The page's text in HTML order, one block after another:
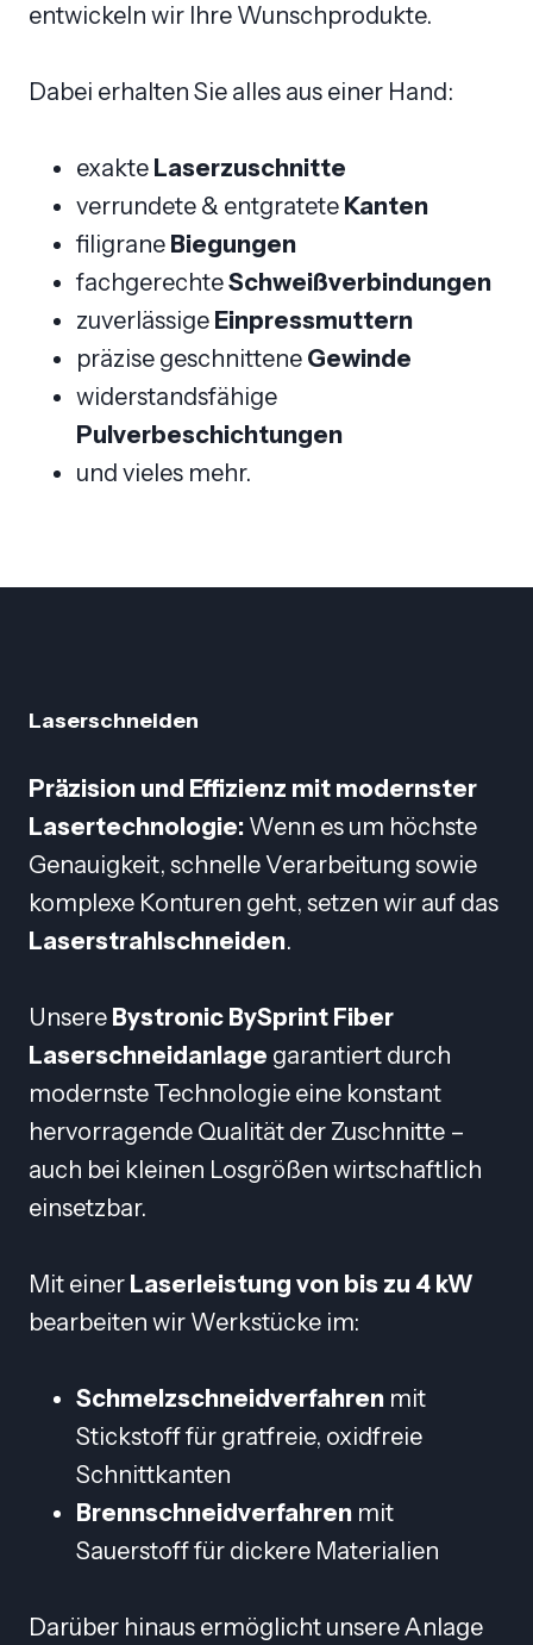
entwickeln wir Ihre Wunschprodukte.
Dabei erhalten Sie alles aus einer Hand:
exakte Laserzuschnitte
verrundete & entgratete Kanten
filigrane Biegungen
fachgerechteSchweißverbindungen
zuverlässige Einpressmuttern
präzise geschnittene Gewinde
widerstandsfähige
Pulverbeschichtungen
und vieles mehr.
Laserschneiden
Präzision und Effizienz mit modernster
Lasertechnologie: Wenn es um höchste
Genauigkeit, schnelle Verarbeitung sowie
komplexe Konturen geht, setzen wir auf das
Laserstrahlschneiden.
Unsere Bystronic BySprint Fiber
Laserschneidanlage garantiert durch
modernste Technologie eine konstant
hervorragende Qualität der Zuschnitte –
auch bei kleinen Losgrößen wirtschaftlich
einsetzbar.
Mit einer Laserleistung von bis zu 4 kW
bearbeiten wir Werkstücke im:
Schmelzschneidverfahren mit
Stickstoff für gratfreie, oxidfreie
Schnittkanten
Brennschneidverfahren mit
Sauerstoff für dickere Materialien
Darüber hinaus ermöglicht unsere Anlage